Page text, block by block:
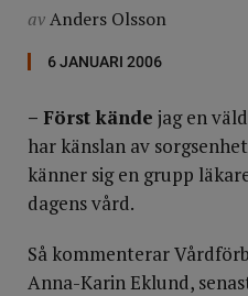
avAnders Olsson
6 JANUARI 2006
– Först kände jag en
har känslan av
känner sig en grupp
dagens vård.
Så kommenterar
Anna-Karin Eklund,